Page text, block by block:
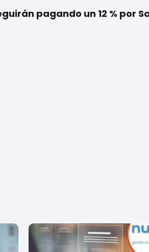
pagando un 12 % por